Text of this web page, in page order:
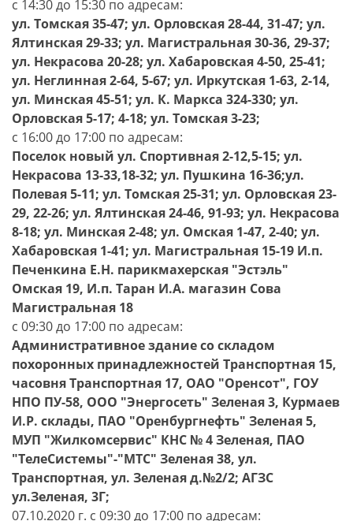
с 14:30 до 15:30 по адресам:
ул. Томская 35-47; ул. Орловская 28-44, 31-47; ул.
Ялтинская 29-33; ул. Магистральная 30-36, 29-37;
ул. Некрасова 20-28; ул. Хабаровская 4-50, 25-41;
ул. Неглинная 2-64, 5-67; ул. Иркутская 1-63, 2-14,
ул. Минская 45-51; ул. К. Маркса 324-330; ул.
Орловская 5-17; 4-18; ул. Томская 3-23;
с 16:00 до 17:00 по адресам:
Поселок новый ул. Спортивная 2-12,5-15; ул.
Некрасова 13-33,18-32; ул. Пушкина 16-36;ул.
Полевая 5-11; ул. Томская 25-31; ул. Орловская 23-
29, 22-26; ул. Ялтинская 24-46, 91-93; ул. Некрасова
8-18; ул. Минская 2-48; ул. Омская 1-47, 2-40; ул.
Хабаровская 1-41; ул. Магистральная 15-19 И.п.
Печенкина Е.Н. парикмахерская "Эстэль"
Омская 19, И.п. Таран И.А. магазин Сова
Магистральная 18
с 09:30 до 17:00 по адресам:
Административное здание со складом
похоронных принадлежностей Транспортная 15,
часовня Транспортная 17, ОАО "Оренсот", ГОУ
НПО ПУ-58, ООО "Энергосеть" Зеленая 3, Курмаев
И.Р. склады, ПАО "Оренбургнефть" Зеленая 5,
МУП "Жилкомсервис" КНС № 4 Зеленая, ПАО
"ТелеСистемы"-"МТС" Зеленая 38, ул.
Транспортная, ул. Зеленая д.№2/2; АГЗС
ул.Зеленая, 3Г;
07.10.2020 г. с 09:30 до 17:00 по адресам: